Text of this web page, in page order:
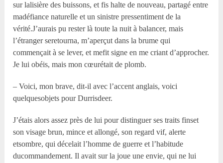
sur lalisière des buissons, et fis halte de nouveau, partagé entre
madéfiance naturelle et un sinistre pressentiment de la
vérité.J’aurais pu rester là toute la nuit à balancer, mais
l’étranger seretourna, m’aperçut dans la brume qui
commençait à se lever, et mefit signe en me criant d’approcher.
Je lui obéis, mais mon cœurétait de plomb.
– Voici, mon brave, dit-il avec l’accent anglais, voici
quelquesobjets pour Durrisdeer.
J’étais alors assez près de lui pour distinguer ses traits finset
son visage brun, mince et allongé, son regard vif, alerte
etsombre, qui décelait l’homme de guerre et l’habitude
ducommandement. Il avait sur la joue une envie, qui ne lui